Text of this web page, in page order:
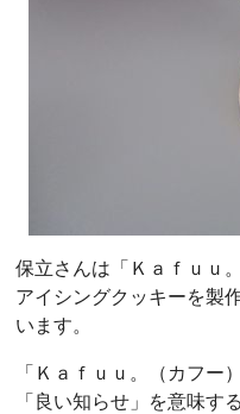
保立さんは「Ｋａｆｕｕ
アイシングクッキーを製
います。
「Ｋａｆｕｕ。（カフー
「良い知らせ」を意味す